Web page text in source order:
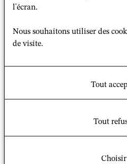
qui se déroulera à Rome les 23
avant le 31 octobre 2014,
biographie de l’auteur-e (350
l'écran.
Nous souhaitons utiliser des
de visite.
Tout
Tout
Choisir